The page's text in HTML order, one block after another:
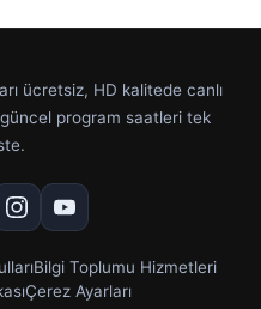
ücretsiz, HD kalitede canlı
güncel program saatleri tek
Bilgi Toplumu Hizmetleri
Çerez Ayarları